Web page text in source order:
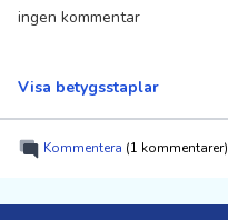
ingen kommentar
Visa betygsstaplar
Kommentera (1 kommentarer)